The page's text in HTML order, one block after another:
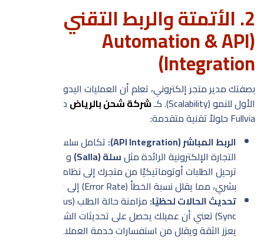
2. الأتمتة والربط التقني
(Automation & API
Integration)
بصفتك مدير متجر إلكتروني، تعلم أن العمليات اليدوية هي العدو
الأول للنمو (Scalability). كـ
شركة شحن بالرياض متطورة، تقدم
Fullvia حلولاً تقنية متقدمة:
الربط المباشر (API Integration):
تكامل سلس مع منصات
التجارة الإلكترونية الرائدة مثلسلة (Salla) و
ترحيل الطلبات أوتوماتيكيًا من متجرك إلى نظامنا دون تدخل
بشري، مما يقلل نسبة الخطأ (Error Rate) إلى الصفر تقريبًا.
تحديث الحالات لحظيًا:
مزامنة حالة الطلب (Order Status
Sync) تعني أن عميلك يحصل على تحديثات الشحن فورًا، مما
يعزز الثقة ويقلل من استفسارات خدمة العملاء.